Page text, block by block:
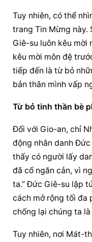
Tuy nhiên, có thể
trang Tin Mừng này.
Giê-su luôn kêu mời
kêu mời môn đệ
tiếp đến là từ bỏ
bản thân mình vấp
Từ bỏ tinh thần bè
Đối với Gio-an, chỉ
động nhân danh Đức
thấy có người lấy
đã cố ngăn cản, vì
ta.” Đức Giê-su lập
cách mở rộng tối đa
chống lại chúng ta
Tuy nhiên, nơi Mát-